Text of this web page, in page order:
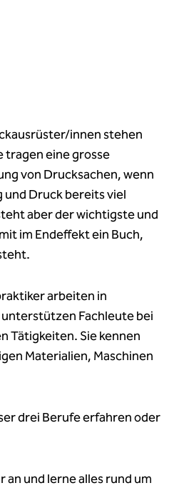
innen stehen
tragen eine grosse
von Drucksachen, wenn
und Druck bereits viel
aber der wichtigste und
im Endeffekt ein Buch,
arbeiten in
Fachleute bei
Tätigkeiten. Sie kennen
Materialien, Maschinen
drei Berufe erfahren oder
an und lerne alles rund um